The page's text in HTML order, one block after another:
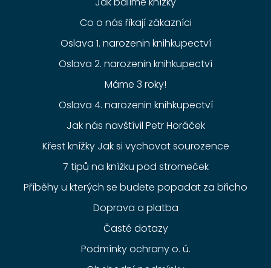
Co o nás říkají zákazníci
Oslava 1. narozenin knihkupectví
Oslava 2. narozenin knihkupectví
Máme 3 roky!
Oslava 4. narozenin knihkupectví
Jak nás navštívil Petr Horáček
Křest knížky Jak si vychovat sourozence
7 tipů na knížku pod stromeček
Příběhy u kterých se budete popadat za břicho
Doprava a platba
Časté dotazy
Podmínky ochrany o. ú.